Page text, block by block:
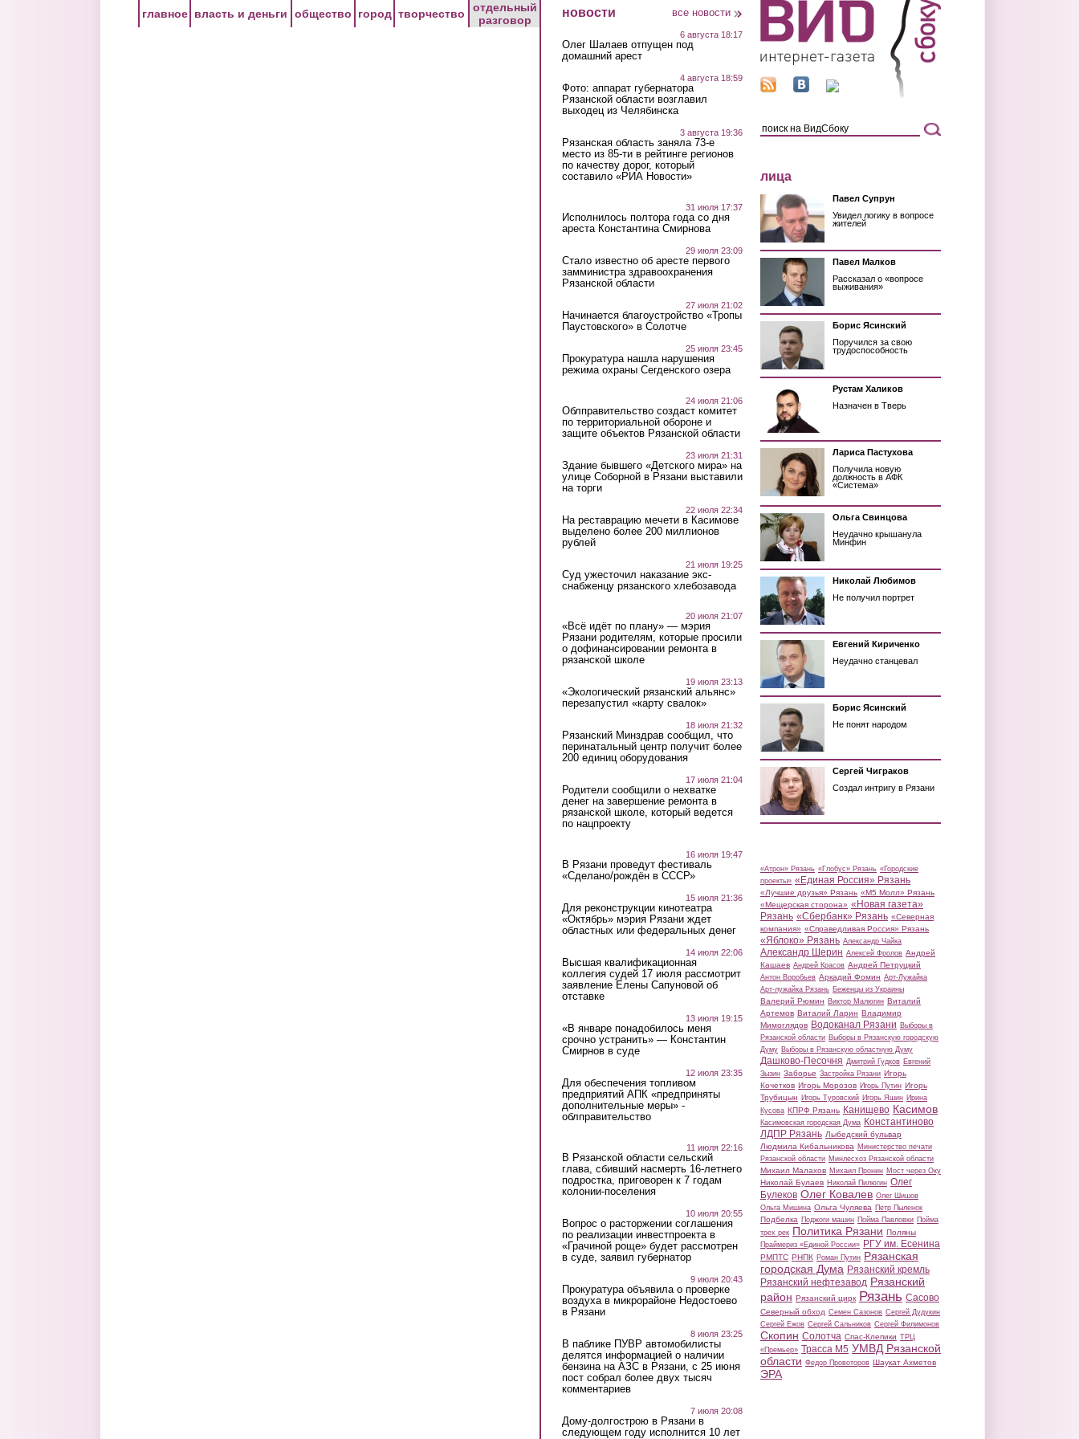
главное власть и деньги общество город творчество
отдельный
разговор
новости все новости
6 августа 18:17
Олег Шалаев отпущен под
домашний арест
4 августа 18:59
Фото: аппарат губернатора
Рязанской области возглавил
выходец из Челябинска
3 августа 19:36
Рязанская область заняла 73-е
место из 85-ти в рейтинге регионов
по качеству дорог, который
составило «РИА Новости»
31 июля 17:37
Исполнилось полтора года со дня
ареста Константина Смирнова
29 июля 23:09
Стало известно об аресте первого
замминистра здравоохранения
Рязанской области
27 июля 21:02
Начинается благоустройство «Тропы
Паустовского» в Солотче
25 июля 23:45
Прокуратура нашла нарушения
режима охраны Сегденского озера
24 июля 21:06
Облправительство создаст комитет
по территориальной обороне и
защите объектов Рязанской области
23 июля 21:31
Здание бывшего «Детского мира» на
улице Соборной в Рязани выставили
на торги
22 июля 22:34
На реставрацию мечети в Касимове
выделено более 200 миллионов
рублей
21 июля 19:25
Суд ужесточил наказание экс-
снабженцу рязанского хлебозавода
20 июля 21:07
«Всё идёт по плану» — мэрия
Рязани родителям, которые просили
о дофинансировании ремонта в
рязанской школе
19 июля 23:13
«Экологический рязанский альянс»
перезапустил «карту свалок»
18 июля 21:32
Рязанский Минздрав сообщил, что
перинатальный центр получит более
200 единиц оборудования
17 июля 21:04
Родители сообщили о нехватке
денег на завершение ремонта в
рязанской школе, который ведется
по нацпроекту
16 июля 19:47
В Рязани проведут фестиваль
«Сделано/рождён в СССР»
15 июля 21:36
Для реконструкции кинотеатра
«Октябрь» мэрия Рязани ждет
областных или федеральных денег
14 июля 22:06
Высшая квалификационная
коллегия судей 17 июля рассмотрит
заявление Елены Сапуновой об
отставке
13 июля 19:15
«В январе понадобилось меня
срочно устранить» — Константин
Смирнов в суде
12 июля 23:35
Для обеспечения топливом
предприятий АПК «предприняты
дополнительные меры» -
облправительство
11 июля 22:16
В Рязанской области сельский
глава, сбивший насмерть 16-летнего
подростка, приговорен к 7 годам
колонии-поселения
10 июля 20:55
Вопрос о расторжении соглашения
по реализации инвестпроекта в
«Грачиной роще» будет рассмотрен
в суде, заявил губернатор
9 июля 20:43
Прокуратура объявила о проверке
воздуха в микрорайоне Недостоево
в Рязани
8 июля 23:25
В паблике ПУВР автомобилисты
делятся информацией о наличии
бензина на АЗС в Рязани, с 25 июня
пост собрал более двух тысяч
комментариев
7 июля 20:08
Дому-долгострою в Рязани в
следующем году исполнится 10 лет
лица
Павел Супрун
Увидел логику в вопросе
жителей
Павел Малков
Рассказал о «вопросе
выживания»
Борис Ясинский
Поручился за свою
трудоспособность
Рустам Халиков
Назначен в Тверь
Лариса Пастухова
Получила новую
должность в АФК
«Система»
Ольга Свинцова
Неудачно крышанула
Минфин
Николай Любимов
Не получил портрет
Евгений Кириченко
Неудачно станцевал
Борис Ясинский
Не понят народом
Сергей Чиграков
Создал интригу в Рязани
«Атрон» Рязань «Глобус» Рязань «Городские
проекты» «Единая Россия» Рязань
«Лучшие друзья» Рязань «М5 Молл» Рязань
«Мещерская сторона» «Новая газета»
Рязань «Сбербанк» Рязань «Северная
компания» «Справедливая Россия» Рязань
«Яблоко» Рязань Александр Чайка
Александр Шерин Алексей Фролов Андрей
Кашаев Андрей Красов Андрей Петруцкий
Антон Воробьев Аркадий Фомин Арт-Лужайка
Арт-лужайка Рязань Беженцы из Украины
Валерий Рюмин Виктор Малюгин Виталий
Артемов Виталий Ларин Владимир
Мимоглядов Водоканал Рязани Выборы в
Рязанской области Выборы в Рязанскую городскую
Думу Выборы в Рязанскую областную Думу
Дашково-Песочня Дмитрий Гудков Евгений
Зызин Заборье Застройка Рязани Игорь
Кочетков Игорь Морозов Игорь Путин Игорь
Трубицын Игорь Туровский Игорь Яшин Ирина
Кусова КПРФ Рязань Канищево Касимов
Касимовская городская Дума Константиново
ЛДПР Рязань Лыбедский бульвар
Людмила Кибальникова Министерство печати
Рязанской области Минлесхоз Рязанской области
Михаил Малахов Михаил Пронин Мост через Оку
Николай Булаев Николай Пилюгин Олег
Булеков Олег Ковалев Олег Шишов
Ольга Мишина Ольга Чуляева Петр Пыленок
Подбелка Поджоги машин Пойма Павловки Пойма
трех рек Политика Рязани Поляны
Праймериз «Единой России» РГУ им. Есенина
РМПТС РНПК Роман Путин Рязанская
городская Дума Рязанский кремль
Рязанский нефтезавод Рязанский
район Рязанский цирк Рязань Сасово
Северный обход Семен Сазонов Сергей Дудукин
Сергей Ежов Сергей Сальников Сергей Филимонов
Скопин Солотча Спас-Клепики ТРЦ
«Премьер» Трасса М5 УМВД Рязанской
области Федор Провоторов Шаукат Ахметов
ЭРА